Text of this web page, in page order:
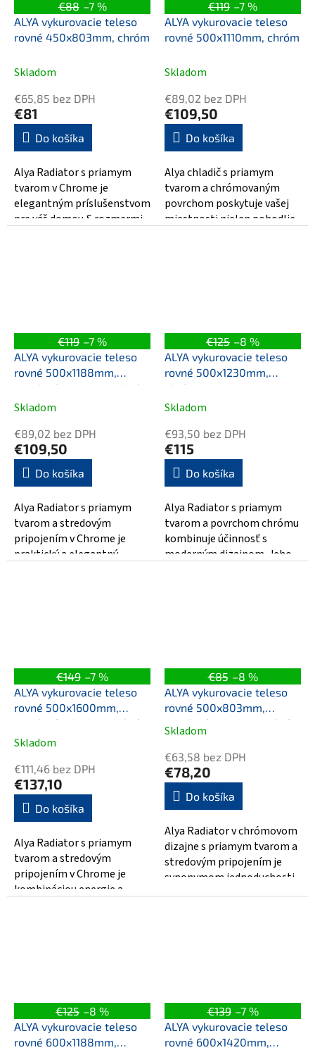
€88 –7 %
ALYA vykurovacie teleso
rovné 450x803mm, chróm
Skladom
€65,85 bez DPH
€81
Do košíka
Alya Radiator s priamym
tvarom v Chrome je
elegantným príslušenstvom
pre váš domov. S rozmermi
€119 –7 %
ALYA vykurovacie teleso
rovné 500x1110mm, chróm
Skladom
€89,02 bez DPH
€109,50
Do košíka
Alya chladič s priamym
tvarom a chrómovaným
povrchom poskytuje vašej
miestnosti nielen pohodlie
€119 –7 %
ALYA vykurovacie teleso
rovné 500x1188mm,
stredové pripojenie, chróm
Skladom
€89,02 bez DPH
€109,50
Do košíka
Alya Radiator s priamym
tvarom a stredovým
pripojením v Chrome je
praktický a elegantný
€125 –8 %
ALYA vykurovacie teleso
rovné 500x1230mm,
chróm
Skladom
€93,50 bez DPH
€115
Do košíka
Alya Radiator s priamym
tvarom a povrchom chrómu
kombinuje účinnosť s
moderným dizajnom. Jeho
€149 –7 %
ALYA vykurovacie teleso
rovné 500x1600mm,
stredové pripojenie, chróm
Skladom
€111,46 bez DPH
€137,10
Do košíka
Alya Radiator s priamym
tvarom a stredovým
pripojením v Chrome je
kombináciou energie a
€85 –8 %
ALYA vykurovacie teleso
rovné 500x803mm,
stredové pripojenie, chróm
Priemerné
hodnotenie
produktu
je
5,0
z
5
hviezdičiek.
Skladom
€63,58 bez DPH
€78,20
Do košíka
Alya Radiator v chrómovom
dizajne s priamym tvarom a
stredovým pripojením je
synonymom jednoduchosti
a elegancie. S rozmermi
€125 –8 %
ALYA vykurovacie teleso
rovné 600x1188mm,
€139 –7 %
ALYA vykurovacie teleso
rovné 600x1420mm,